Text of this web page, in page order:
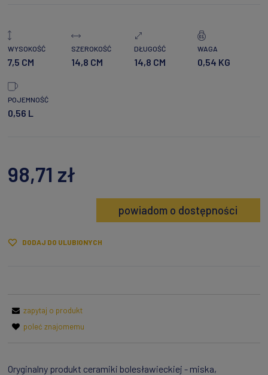
WYSOKOŚĆ
7,5 CM
SZEROKOŚĆ
14,8 CM
DŁUGOŚĆ
14,8 CM
WAGA
0,54 KG
POJEMNOŚĆ
0,56 L
98,71 zł
powiadom o dostępności
DODAJ DO ULUBIONYCH
zapytaj o produkt
poleć znajomemu
Oryginalny produkt ceramiki bolesławieckiej - miska,